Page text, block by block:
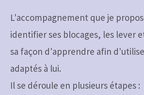
L'accompagnement que je
identifier ses blocages, les lever
sa façon d'apprendre afin
adaptés à lui.
Il se déroule en plusieurs étapes :